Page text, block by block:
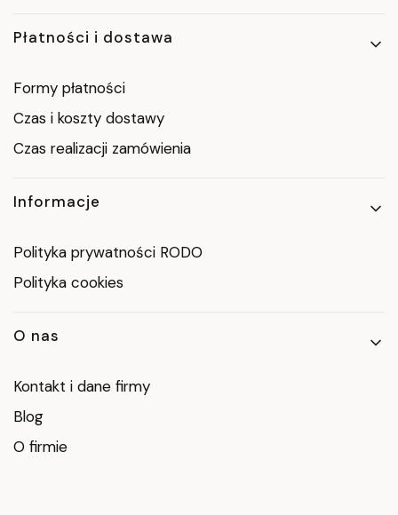
Płatności i dostawa
Formy płatności
Czas i koszty dostawy
Czas realizacji zamówienia
Informacje
Polityka prywatności RODO
Polityka cookies
O nas
Kontakt i dane firmy
Blog
O firmie